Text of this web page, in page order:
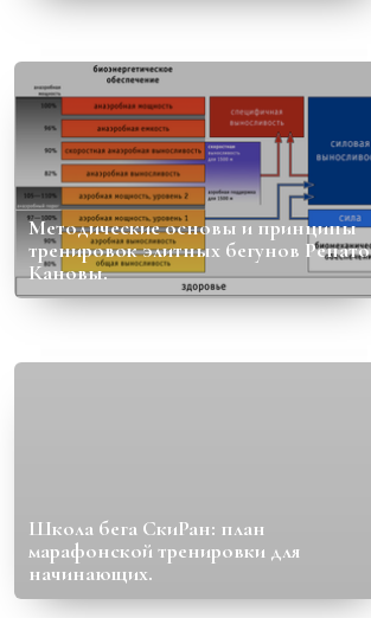
Методические основы и принципы
тренировок элитных бегунов Ренато
Кановы.
Школа бега СкиРан: план
марафонской тренировки для
начинающих.